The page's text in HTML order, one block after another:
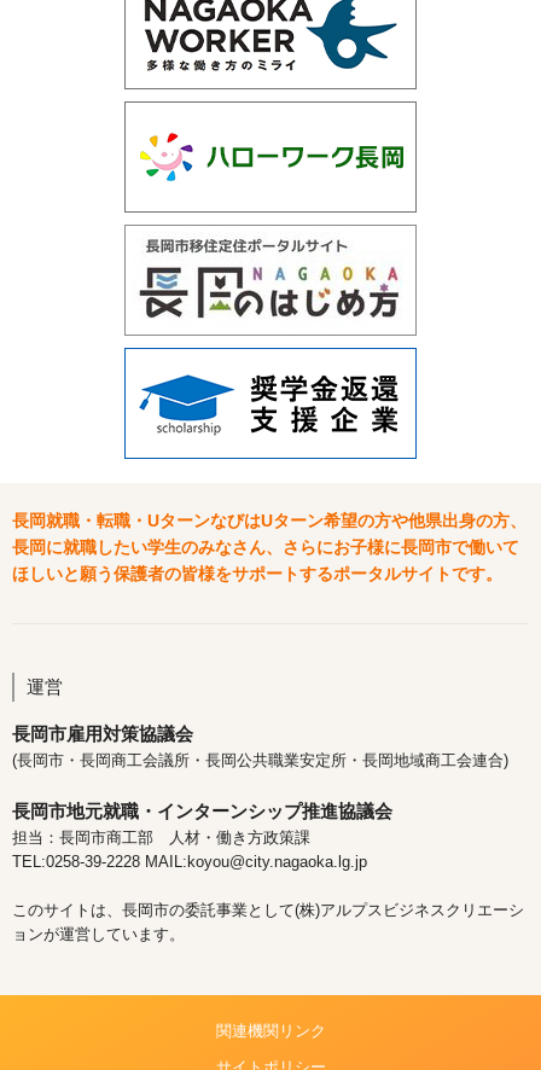
長岡就職・転職・UターンなびはUターン希望の方や他県出身の方、
長岡に就職したい学生のみなさん、さらにお子様に長岡市で働いて
ほしいと願う保護者の皆様をサポートするポータルサイトです。
運営
長岡市雇用対策協議会
(長岡市・長岡商工会議所・長岡公共職業安定所・長岡地域商工会連合)
長岡市地元就職・インターンシップ推進協議会
担当：長岡市商工部 人材・働き方政策課
TEL:0258-39-2228 MAIL:koyou@city.nagaoka.lg.jp
このサイトは、長岡市の委託事業として(株)アルプスビジネスクリエーシ
ョンが運営しています。
関連機関リンク